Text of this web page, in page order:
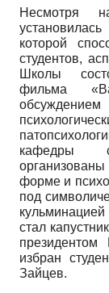
Несмотря
которой
студентов,
Школы
фильма
кафедры
форме и
под
стал
избран
Зайцев.